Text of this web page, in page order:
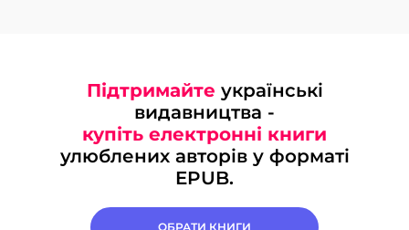
Підтримайте українські
видавництва -
купіть електронні книги
улюблених авторів у форматі
EPUB.
ОБРАТИ КНИГИ